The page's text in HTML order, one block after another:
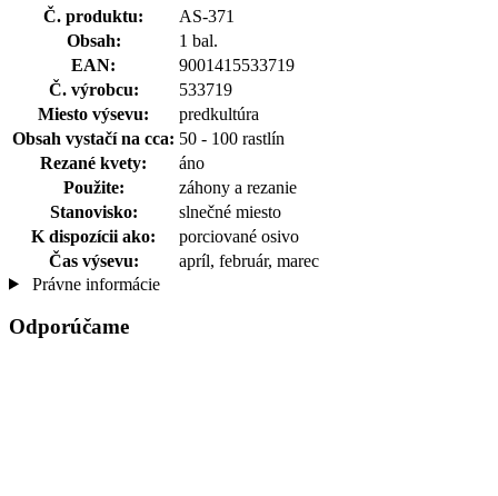
Č. produktu:
AS-371
Obsah:
1 bal.
EAN:
9001415533719
Č. výrobcu:
533719
Miesto výsevu:
predkultúra
Obsah vystačí na cca: 50 - 100 rastlín
Rezané kvety:
áno
Použite:
záhony a rezanie
Stanovisko:
slnečné miesto
K dispozícii ako:
porciované osivo
Čas výsevu:
apríl, február, marec
Právne informácie
Odporúčame